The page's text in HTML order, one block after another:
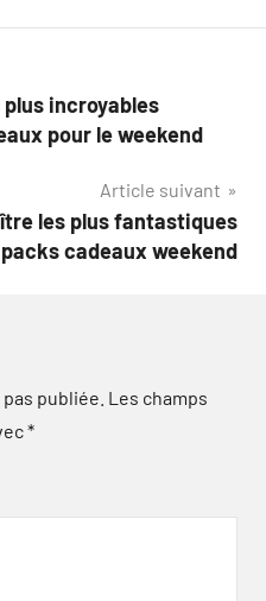
incroyables
pour le weekend
Article suivant
les plus fantastiques
cadeaux weekend
publiée. Les champs
*